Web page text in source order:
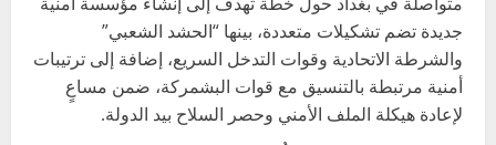
جديدة تضم تشكيلات متعددة، بينها “الحشد الشعبي”
والشرطة الاتحادية وقوات التدخل السريع، إضافة إلى ترتيبات
أمنية مرتبطة بالتنسيق مع قوات البشمركة، ضمن مساعٍ
لإعادة هيكلة الملف الأمني وحصر السلاح بيد الدولة.